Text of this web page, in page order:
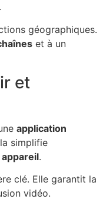
géographiques.
et à un
et
application
simplifie
appareil.
clé. Elle garantit la
vidéo.